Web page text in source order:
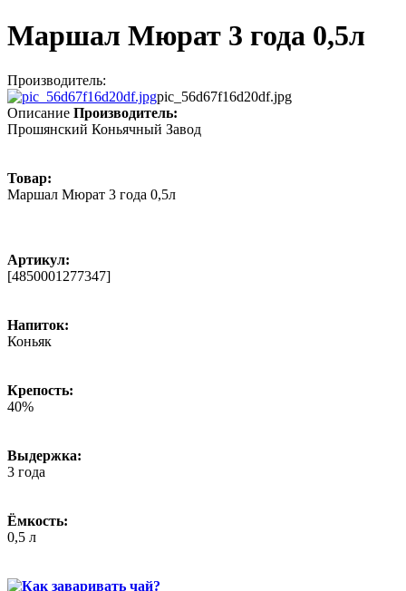
Маршал Мюрат 3 года 0,5л
Производитель:
pic_56d67f16d20df.jpg
Описание Производитель:
Прошянский Коньячный Завод
Товар:
Маршал Мюрат 3 года 0,5л
Артикул:
[4850001277347]
Напиток:
Коньяк
Крепость:
40%
Выдержка:
3 года
Ёмкость:
0,5 л